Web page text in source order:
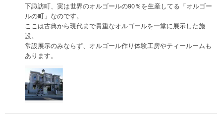
下諏訪町、実は世界のオルゴールの90％を生産してる「オルゴー
ルの町」なのです。
ここは古典から現代まで貴重なオルゴールを一堂に展示した施
設。
常設展示のみならず、オルゴール作り体験工房やティールームも
あります。